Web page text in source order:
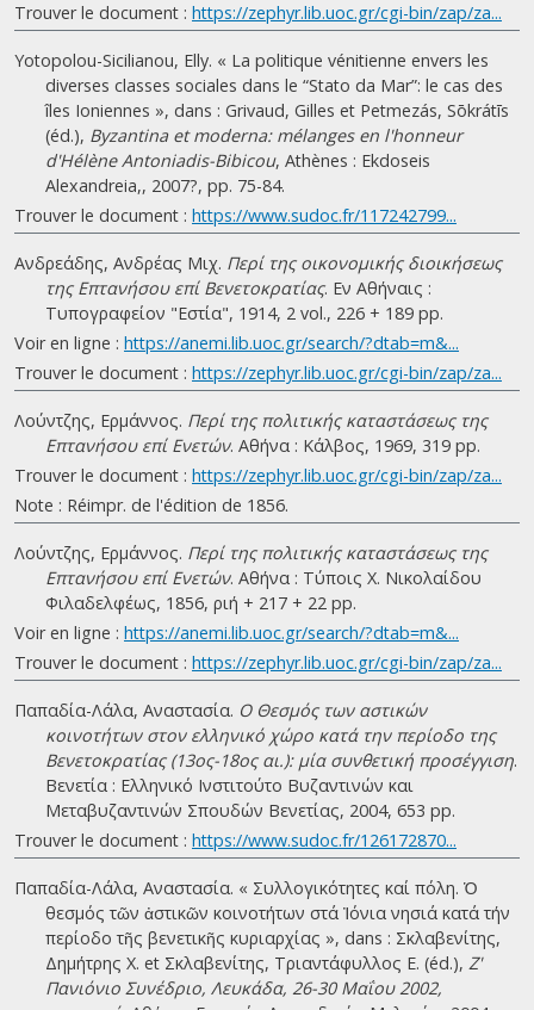
Trouver le document : https://zephyr.lib.uoc.gr/cgi-bin/zap/za...
Yotopolou-Sicilianou, Elly. « La politique vénitienne envers les
diverses classes sociales dans le “Stato da Mar”: le cas des
îles Ioniennes », dans : Grivaud, Gilles et Petmezás, Sōkrátīs
(éd.), Byzantina et moderna: mélanges en l'honneur
d'Hélène Antoniadis-Bibicou, Athènes : Ekdoseis
Alexandreia,, 2007?, pp. 75-84.
Trouver le document : https://www.sudoc.fr/117242799...
Ανδρεάδης, Ανδρέας Μιχ. Περί της οικονομικής διοικήσεως
της Επτανήσου επί Βενετοκρατίας. Eν Αθήναις :
Τυπογραφείον "Εστία", 1914, 2 vol., 226 + 189 pp.
Voir en ligne : https://anemi.lib.uoc.gr/search/?dtab=m&...
Trouver le document : https://zephyr.lib.uoc.gr/cgi-bin/zap/za...
Λούντζης, Ερμάννος. Περί της πολιτικής καταστάσεως της
Επτανήσου επί Ενετών. Αθήνα : Κάλβος, 1969, 319 pp.
Trouver le document : https://zephyr.lib.uoc.gr/cgi-bin/zap/za...
Note : Réimpr. de l'édition de 1856.
Λούντζης, Ερμάννος. Περί της πολιτικής καταστάσεως της
Επτανήσου επί Ενετών. Αθήνα : Τύποις Χ. Νικολαίδου
Φιλαδελφέως, 1856, ριή + 217 + 22 pp.
Voir en ligne : https://anemi.lib.uoc.gr/search/?dtab=m&...
Trouver le document : https://zephyr.lib.uoc.gr/cgi-bin/zap/za...
Παπαδία-Λάλα, Αναστασία. Ο Θεσμός των αστικών
κοινοτήτων στον ελληνικό χώρο κατά την περίοδο της
Βενετοκρατίας (13ος-18ος αι.): μία συνθετική προσέγγιση.
Βενετία : Ελληνικό Ινστιτούτο Βυζαντινών και
Μεταβυζαντινών Σπουδών Βενετίας, 2004, 653 pp.
Trouver le document : https://www.sudoc.fr/126172870...
Παπαδία-Λάλα, Αναστασία. « Συλλογικότητες καί πόλη. Ὁ
θεσµός τῶν ἀστικῶν κοινοτήτων στά Ἰόνια νησιά κατά τήν
περίοδο τῆς βενετικῆς κυριαρχίας », dans : Σκλαβενίτης,
Δημήτρης Χ. et Σκλαβενίτης, Τριαντάφυλλος Ε. (éd.), Ζ'
Πανιόνιο Συνέδριο, Λευκάδα, 26-30 Μαΐου 2002,